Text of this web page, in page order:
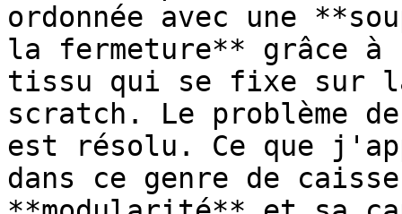
ordonnée avec une
la fermeture** grâce à
tissu qui se fixe sur
scratch. Le problème
est résolu. Ce que
dans ce genre de